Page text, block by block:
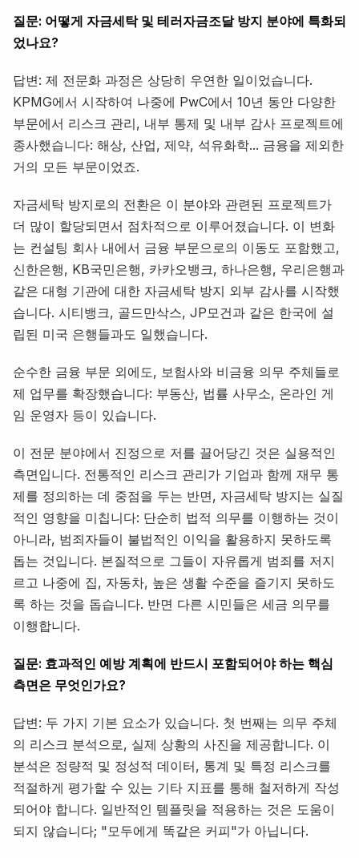
질문: 어떻게 자금세탁 및 테러자금조달 방지 분야에 특화되
었나요?
답변: 제 전문화 과정은 상당히 우연한 일이었습니다.
KPMG에서 시작하여 나중에 PwC에서 10년 동안 다양한
부문에서 리스크 관리, 내부 통제 및 내부 감사 프로젝트에
종사했습니다: 해상, 산업, 제약, 석유화학... 금융을 제외한
거의 모든 부문이었죠.
자금세탁 방지로의 전환은 이 분야와 관련된 프로젝트가
더 많이 할당되면서 점차적으로 이루어졌습니다. 이 변화
는 컨설팅 회사 내에서 금융 부문으로의 이동도 포함했고,
신한은행, KB국민은행, 카카오뱅크, 하나은행, 우리은행과
같은 대형 기관에 대한 자금세탁 방지 외부 감사를 시작했
습니다. 시티뱅크, 골드만삭스, JP모건과 같은 한국에 설
립된 미국 은행들과도 일했습니다.
순수한 금융 부문 외에도, 보험사와 비금융 의무 주체들로
제 업무를 확장했습니다: 부동산, 법률 사무소, 온라인 게
임 운영자 등이 있습니다.
이 전문 분야에서 진정으로 저를 끌어당긴 것은 실용적인
측면입니다. 전통적인 리스크 관리가 기업과 함께 재무 통
제를 정의하는 데 중점을 두는 반면, 자금세탁 방지는 실질
적인 영향을 미칩니다: 단순히 법적 의무를 이행하는 것이
아니라, 범죄자들이 불법적인 이익을 활용하지 못하도록
돕는 것입니다. 본질적으로 그들이 자유롭게 범죄를 저지
르고 나중에 집, 자동차, 높은 생활 수준을 즐기지 못하도
록 하는 것을 돕습니다. 반면 다른 시민들은 세금 의무를
이행합니다.
질문: 효과적인 예방 계획에 반드시 포함되어야 하는 핵심
측면은 무엇인가요?
답변: 두 가지 기본 요소가 있습니다. 첫 번째는 의무 주체
의 리스크 분석으로, 실제 상황의 사진을 제공합니다. 이
분석은 정량적 및 정성적 데이터, 통계 및 특정 리스크를
적절하게 평가할 수 있는 기타 지표를 통해 철저하게 작성
되어야 합니다. 일반적인 템플릿을 적용하는 것은 도움이
되지 않습니다; "모두에게 똑같은 커피"가 아닙니다.